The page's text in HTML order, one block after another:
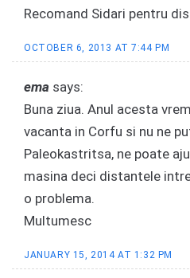
Recomand Sidari pentru
OCTOBER 6, 2013 AT 7:44 PM
ema says:
Buna ziua. Anul acesta
vacanta in Corfu si nu ne
Paleokastritsa, ne poate
masina deci distantele
o problema.
Multumesc
JANUARY 15, 2014 AT 1:32 PM